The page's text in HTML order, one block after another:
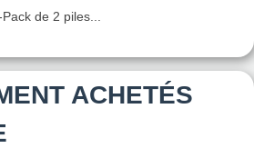
de 2 piles...
ACHETÉS